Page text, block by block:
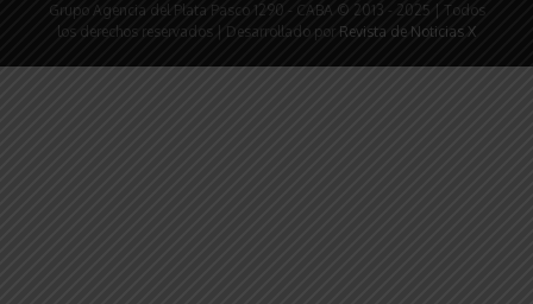
Grupo Agencia del Plata Pasco 1290 - CABA © 2013 - 2025 | Todos
los derechos reservados | Desarrollado por Revista de Noticias X